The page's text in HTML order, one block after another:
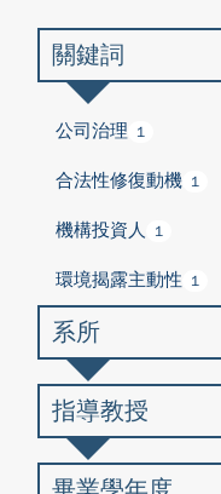
關鍵詞
公司治理 1
合法性修復動機 1
機構投資人 1
環境揭露主動性 1
系所
指導教授